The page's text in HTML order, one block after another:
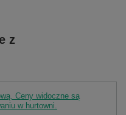
z
Ceny widoczne są
w hurtowni.